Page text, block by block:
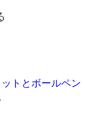
トとボールペ